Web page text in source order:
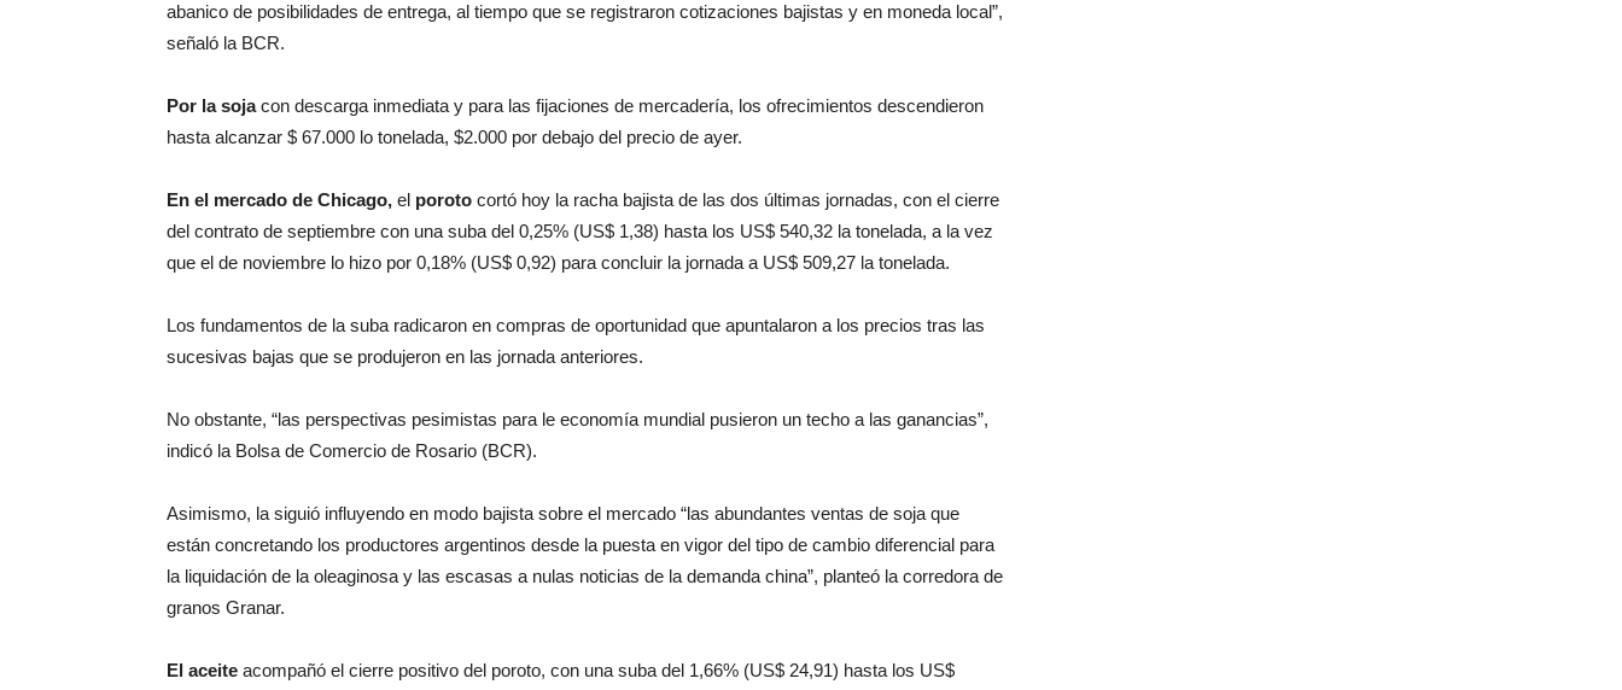
abanico de posibilidades de entrega, al tiempo que se registraron cotizaciones bajistas y en moneda local”,
señaló la BCR.
Por la sojacon descarga inmediata y para las fijaciones de mercadería, los ofrecimientos descendieron
hasta alcanzar $ 67.000 lo tonelada, $2.000 por debajo del precio de ayer.
En el mercado de Chicago, el poroto cortó hoy la racha bajista de las dos últimas jornadas, con el cierre
del contrato de septiembre con una suba del 0,25% (US$ 1,38) hasta los US$ 540,32 la tonelada, a la vez
que el de noviembre lo hizo por 0,18% (US$ 0,92) para concluir la jornada a US$ 509,27 la tonelada.
Los fundamentos de la suba radicaron en compras de oportunidad que apuntalaron a los precios tras las
sucesivas bajas que se produjeron en las jornada anteriores.
No obstante, “las perspectivas pesimistas para le economía mundial pusieron un techo a las ganancias”,
indicó la Bolsa de Comercio de Rosario (BCR).
Asimismo, la siguió influyendo en modo bajista sobre el mercado “las abundantes ventas de soja que
están concretando los productores argentinos desde la puesta en vigor del tipo de cambio diferencial para
la liquidación de la oleaginosa y las escasas a nulas noticias de la demanda china”, planteó la corredora de
granos Granar.
El aceite acompañó el cierre positivo del poroto, con una suba del 1,66% (US$ 24,91) hasta los US$